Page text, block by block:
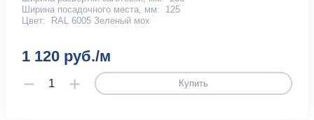
Ширина посадочного места, мм:
125
Цвет:
RAL 6005 Зеленый мох
1 120 руб./м
Купить